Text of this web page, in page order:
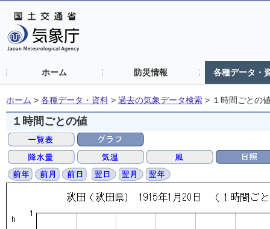
ホーム 防災情報 各種データ・
ホーム > 各種データ・資料 > 過去の気象データ検索 > １時間ごとの
１時間ごとの値